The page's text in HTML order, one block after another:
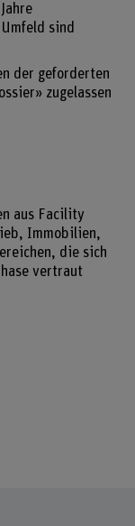
sind
der geforderten
zugelassen
aus Facility
Immobilien,
die sich
vertraut